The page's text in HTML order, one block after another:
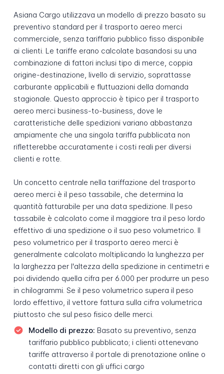
Asiana Cargo utilizzava un modello di prezzo basato su
preventivo standard per il trasporto aereo merci
commerciale, senza tariffario pubblico fisso disponibile
ai clienti. Le tariffe erano calcolate basandosi su una
combinazione di fattori inclusi tipo di merce, coppia
origine-destinazione, livello di servizio, soprattasse
carburante applicabili e fluttuazioni della domanda
stagionale. Questo approccio è tipico per il trasporto
aereo merci business-to-business, dove le
caratteristiche delle spedizioni variano abbastanza
ampiamente che una singola tariffa pubblicata non
rifletterebbe accuratamente i costi reali per diversi
clienti e rotte.
Un concetto centrale nella tariffazione del trasporto
aereo merci è il peso tassabile, che determina la
quantità fatturabile per una data spedizione. Il peso
tassabile è calcolato come il maggiore tra il peso lordo
effettivo di una spedizione o il suo peso volumetrico. Il
peso volumetrico per il trasporto aereo merci è
generalmente calcolato moltiplicando la lunghezza per
la larghezza per l'altezza della spedizione in centimetri e
poi dividendo quella cifra per 6.000 per produrre un peso
in chilogrammi. Se il peso volumetrico supera il peso
lordo effettivo, il vettore fattura sulla cifra volumetrica
piuttosto che sul peso fisico delle merci.
Modello di prezzo: Basato su preventivo, senza
tariffario pubblico pubblicato; i clienti ottenevano
tariffe attraverso il portale di prenotazione online o
contatti diretti con gli uffici cargo